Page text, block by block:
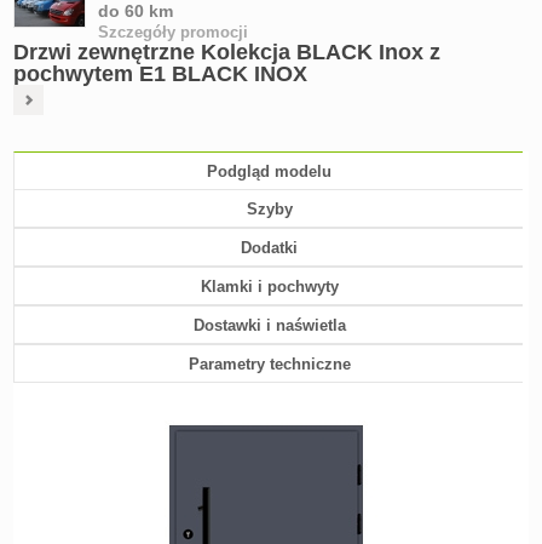
do 60 km
Szczegóły promocji
Drzwi zewnętrzne Kolekcja BLACK Inox z
pochwytem E1 BLACK INOX
Podgląd modelu
Szyby
Dodatki
Klamki i pochwyty
Dostawki i naświetla
Parametry techniczne